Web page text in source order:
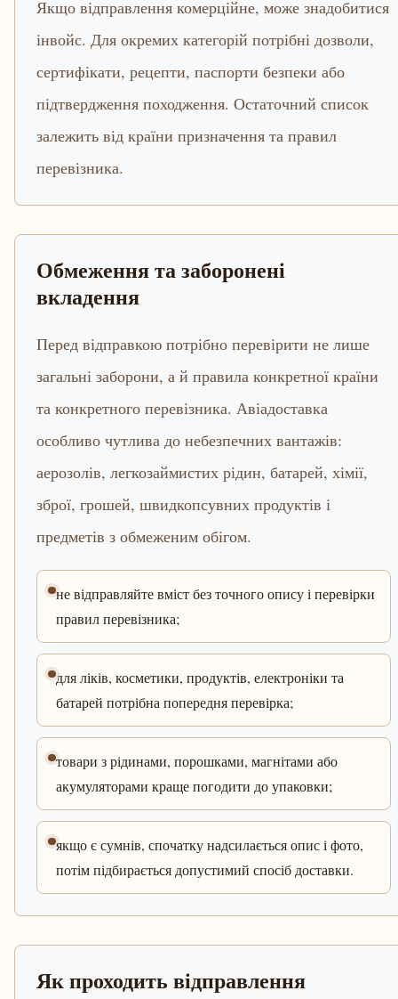
Якщо відправлення комерційне, може знадобитися
інвойс. Для окремих категорій потрібні дозволи,
сертифікати, рецепти, паспорти безпеки або
підтвердження походження. Остаточний список
залежить від країни призначення та правил
перевізника.
Обмеження та заборонені
вкладення
Перед відправкою потрібно перевірити не лише
загальні заборони, а й правила конкретної країни
та конкретного перевізника. Авіадоставка
особливо чутлива до небезпечних вантажів:
аерозолів, легкозаймистих рідин, батарей, хімії,
зброї, грошей, швидкопсувних продуктів і
предметів з обмеженим обігом.
не відправляйте вміст без точного опису і перевірки
правил перевізника;
для ліків, косметики, продуктів, електроніки та
батарей потрібна попередня перевірка;
товари з рідинами, порошками, магнітами або
акумуляторами краще погодити до упаковки;
якщо є сумнів, спочатку надсилається опис і фото,
потім підбирається допустимий спосіб доставки.
Як проходить відправлення